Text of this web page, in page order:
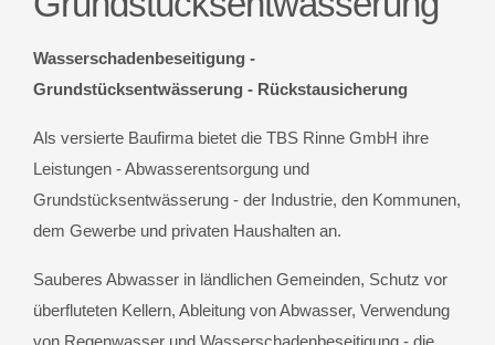
Wasserschadenbeseitigung -
Grundstücksentwässerung - Rückstausicherung
Als versierte Baufirma bietet die TBS Rinne GmbH ihre
Leistungen - Abwasserentsorgung und
Grundstücksentwässerung - der Industrie, den Kommunen,
dem Gewerbe und privaten Haushalten an.
Sauberes Abwasser in ländlichen Gemeinden, Schutz vor
überfluteten Kellern, Ableitung von Abwasser, Verwendung
von Regenwasser und Wasserschadenbeseitigung - die